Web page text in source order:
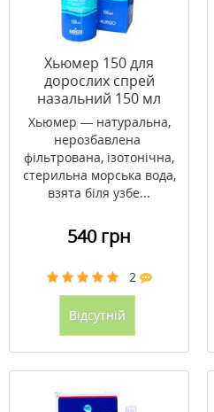
Хьюмер 150 для
дорослих спрей
назальний 150 мл
Хьюмер — натуральна,
нерозбавлена ​​
фільтрована, ізотонічна,
стерильна морська вода,
взята біля узбе...
540 грн
2
Відсутній